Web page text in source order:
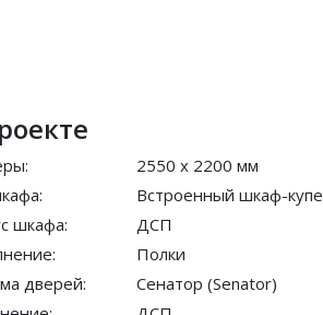
шкафа:
дверей:
2550 x 2200 мм
Встроенный шкаф-купе
ДСП
Полки
Сенатор (Senator)